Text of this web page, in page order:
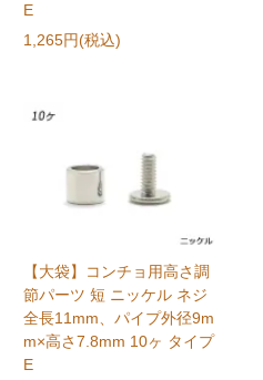
E
1,265円(税込)
【大袋】コンチョ用高さ調
節パーツ 短 ニッケル ネジ
全長11mm、パイプ外径9m
m×高さ7.8mm 10ヶ タイプ
E